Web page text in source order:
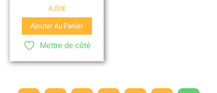
4,00€
Ajouter Au Panier
Mettre de côté